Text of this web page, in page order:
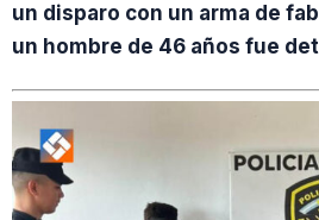
un disparo con un arma de
un hombre de 46 años fue